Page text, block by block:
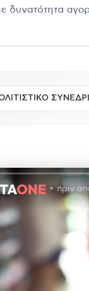
δυνατότητα
πριν